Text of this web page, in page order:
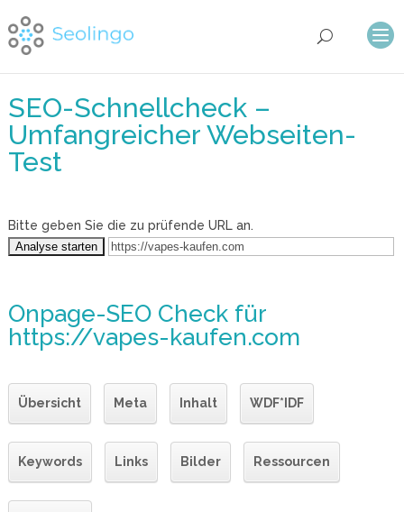
SEO-Schnellcheck –
Umfangreicher Webseiten-
Test
Bitte geben Sie die zu prüfende URL an.
Onpage-SEO Checkfür
https://vapes-kaufen.com
Übersicht Meta Inhalt WDF*IDF
Keywords Links Bilder Ressourcen